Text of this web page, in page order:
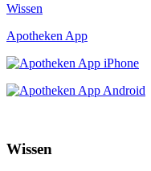
Wissen
Apotheken App
Wissen